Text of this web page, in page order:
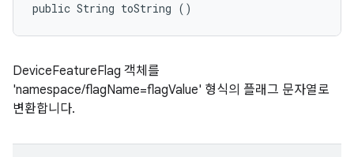
public String toString ()
DeviceFeatureFlag 객체를
'namespace/flagName=flagValue' 형식의 플래그 문자열로
변환합니다.